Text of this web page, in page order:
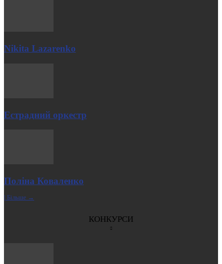
Nikita Lazarenko
Естрадний оркестр
Поліна Коваленко
| Більше →
КОНКУРСИ